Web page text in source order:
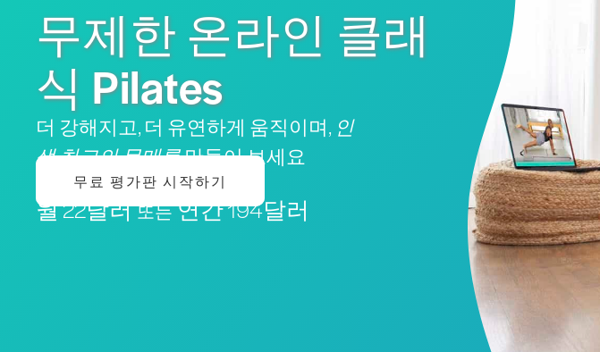
무제한 온라인 클래
식 Pilates
더 강해지고, 더 유연하게 움직이며, 인
생 최고의 몸매를만들어 보세요
무료 평가판 시작하기
월 22달러또는연간 194달러